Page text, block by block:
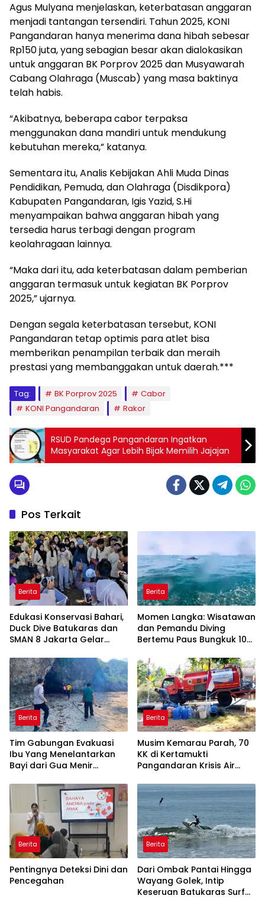
Agus Mulyana menjelaskan, keterbatasan anggaran
menjadi tantangan tersendiri. Tahun 2025, KONI
Pangandaran hanya menerima dana hibah sebesar
Rp150 juta, yang sebagian besar akan dialokasikan
untuk anggaran BK Porprov 2025 dan Musyawarah
Cabang Olahraga (Muscab) yang masa baktinya
telah habis.
“Akibatnya, beberapa cabor terpaksa
menggunakan dana mandiri untuk mendukung
kebutuhan mereka,” katanya.
Sementara itu, Analis Kebijakan Ahli Muda Dinas
Pendidikan, Pemuda, dan Olahraga (Disdikpora)
Kabupaten Pangandaran, Igis Yazid, S.Hi
menyampaikan bahwa anggaran hibah yang
tersedia harus terbagi dengan program
keolahragaan lainnya.
“Maka dari itu, ada keterbatasan dalam pemberian
anggaran termasuk untuk kegiatan BK Porprov
2025,” ujarnya.
Dengan segala keterbatasan tersebut, KONI
Pangandaran tetap optimis para atlet bisa
memberikan penampilan terbaik dan meraih
prestasi yang membanggakan untuk daerah.***
Tag: BK Porprov 2025
Cabor
KONI Pangandaran
Rakor
RSUD Pandega Pangandaran Ingatkan
Masyarakat Agar Lebih Bijak Memilih Jajajan
Pos Terkait
Berita
Edukasi Konservasi Bahari,
Duck Dive Batukaras dan
SMAN 8 Jakarta Gelar
Karang
Berita
Momen Langka: Wisatawan
dan Pemandu Diving
Bertemu Paus Bungkuk 10
Berita
Tim Gabungan Evakuasi
Ibu Yang Menelantarkan
Bayi dari Gua Menir
Pangandaran
Berita
Musim Kemarau Parah, 70
KK di Kertamukti
Pangandaran Krisis Air
BPBD Gerak Cepat
Berita
Pentingnya Deteksi Dini dan
Pencegahan
Berita
Dari Ombak Pantai Hingga
Wayang Golek, Intip
Keseruan Batukaras Surf